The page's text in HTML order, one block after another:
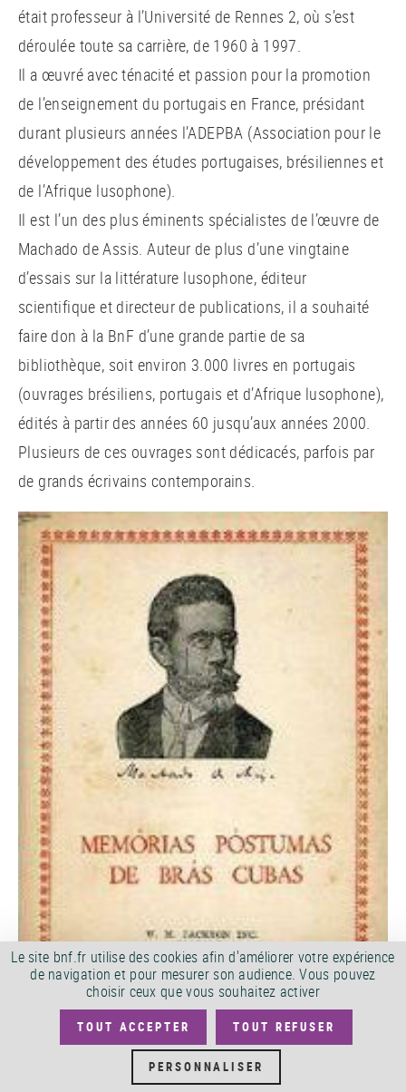
était professeur à l’Université de Rennes 2, où s’est
déroulée toute sa carrière, de 1960 à 1997.
Il a œuvré avec ténacité et passion pour la promotion
de l’enseignement du portugais en France, présidant
durant plusieurs années l’ADEPBA (Association pour le
développement des études portugaises, brésiliennes et
de l’Afrique lusophone).
Il est l’un des plus éminents spécialistes de l’œuvre de
Machado de Assis. Auteur de plus d’une vingtaine
d’essais sur la littérature lusophone, éditeur
scientifique et directeur de publications, il a souhaité
faire don à la BnF d’une grande partie de sa
bibliothèque, soit environ 3.000 livres en portugais
(ouvrages brésiliens, portugais et d’Afrique lusophone),
édités à partir des années 60 jusqu’aux années 2000.
Plusieurs de ces ouvrages sont dédicacés, parfois par
de grands écrivains contemporains.
Memórias póstumas de Bras Cubas
Le site bnf.fr utilise des cookies afin d'améliorer votre expérience
de navigation et pour mesurer son audience. Vous pouvez
choisir ceux que vous souhaitez activer
TOUT ACCEPTER TOUT REFUSER
PERSONNALISER